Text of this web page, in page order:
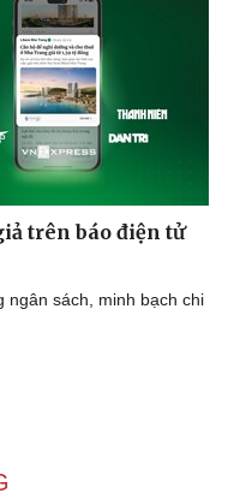
trên báo điện tử
ngân sách, minh bạch chi